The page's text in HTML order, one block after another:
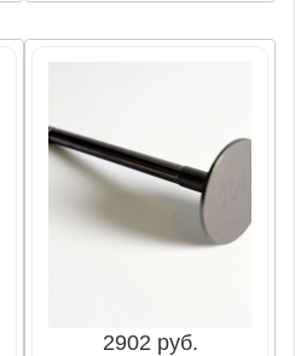
23100 руб.
Клапан Впускной/
2902 руб.